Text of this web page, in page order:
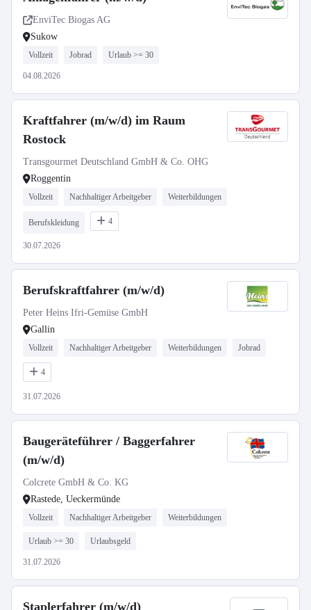
EnviTec Biogas AG
Sukow
Vollzeit Jobrad Urlaub >= 30
04.08.2026
Kraftfahrer (m/w/d) im Raum
Rostock
Transgourmet Deutschland GmbH & Co. OHG
Roggentin
Vollzeit Nachhaltiger Arbeitgeber Weiterbildungen
Berufskleidung 4
30.07.2026
Berufskraftfahrer (m/w/d)
Peter Heins Ifri-Gemüse GmbH
Gallin
Vollzeit Nachhaltiger Arbeitgeber Weiterbildungen Jobrad
4
31.07.2026
Baugeräteführer / Baggerfahrer
(m/w/d)
Colcrete GmbH & Co. KG
Rastede, Ueckermünde
Vollzeit Nachhaltiger Arbeitgeber Weiterbildungen
Urlaub >= 30 Urlaubsgeld
31.07.2026
Staplerfahrer (m/w/d)